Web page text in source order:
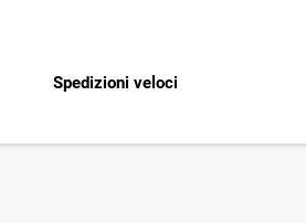
Spedizioni veloci